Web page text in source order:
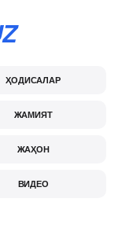
ҲОДИСАЛАР
ЖАМИЯТ
ЖАҲОН
ВИДЕО